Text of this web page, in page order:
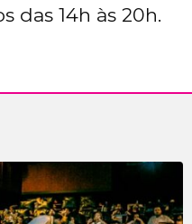
das 14h às 20h.